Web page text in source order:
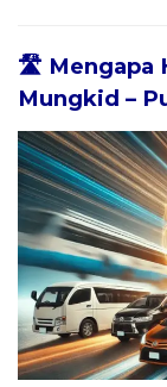
🛣️ Mengapa
Mungkid –